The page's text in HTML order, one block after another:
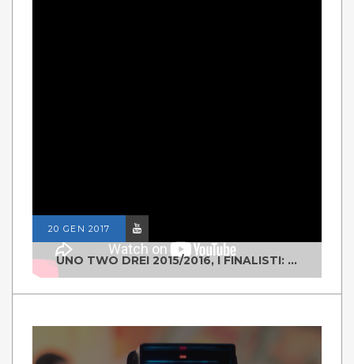
20 GEN 2017
UNO TWO DREI 2015/2016, I FINALISTI: CLASSE IV ALS ISTITUTO "DEGASPERI" BORGO VALSUGANA